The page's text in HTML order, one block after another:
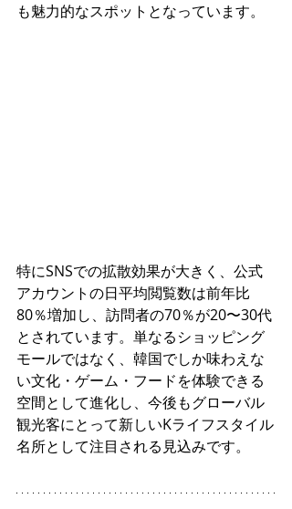
も魅力的なスポットとなっています。
特にSNSでの拡散効果が大きく、公式
アカウントの日平均閲覧数は前年比
80％増加し、訪問者の70％が20〜30代
とされています。単なるショッピング
モールではなく、韓国でしか味わえな
い文化・ゲーム・フードを体験できる
空間として進化し、今後もグローバル
観光客にとって新しいKライフスタイル
名所として注目される見込みです。